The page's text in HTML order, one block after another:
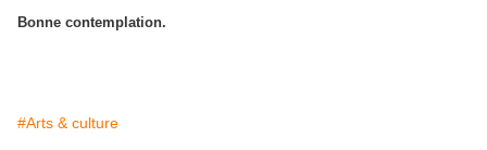
Bonne contemplation.
#Arts & culture